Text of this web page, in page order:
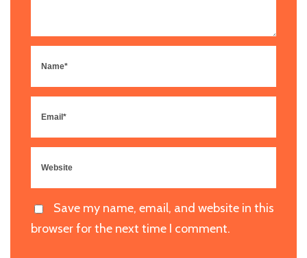
Save my name, email, and website in this
browser for the next time I comment.